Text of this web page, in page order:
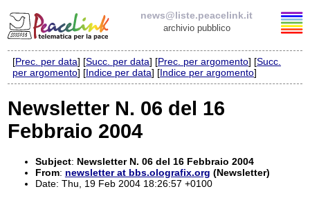
news@liste.peacelink.it
archivio pubblico
Elenco delle liste
Iscrizione / Cancellazione
Policy delle liste di PeaceLink
[Prec. per data] [Succ. per data] [Prec. per argomento] [Succ.
per argomento] [Indice per data] [Indice per argomento]
Newsletter N. 06 del 16
Febbraio 2004
Subject: Newsletter N. 06 del 16 Febbraio 2004
From: newsletter at bbs.olografix.org (Newsletter)
Date: Thu, 19 Feb 2004 18:26:57 +0100